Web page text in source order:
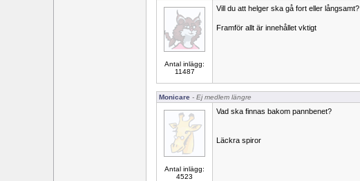
Antal inlägg:
11487
Vill du att helger ska gå fort eller långsamt?
Framför allt är innehållet vktigt
Monicare - Ej medlem längre
Antal inlägg:
4523
Vad ska finnas bakom pannbenet?
Läckra spiror